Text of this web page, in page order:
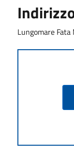
Lungomare Fata